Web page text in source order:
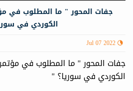
جفات المحور " ما المطلوب في
الكوردي في
Jul 07 2022
جفات المحور " ما المطلوب في
الكوردي في سوريا؟ "